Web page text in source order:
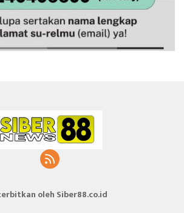
oleh Siber88.co.id